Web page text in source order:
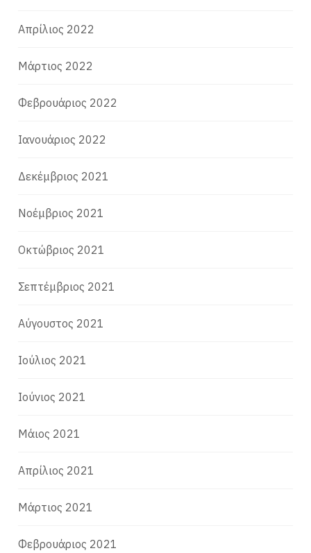
Απρίλιος 2022
Μάρτιος 2022
Φεβρουάριος 2022
Ιανουάριος 2022
Δεκέμβριος 2021
Νοέμβριος 2021
Οκτώβριος 2021
Σεπτέμβριος 2021
Αύγουστος 2021
Ιούλιος 2021
Ιούνιος 2021
Μάιος 2021
Απρίλιος 2021
Μάρτιος 2021
Φεβρουάριος 2021